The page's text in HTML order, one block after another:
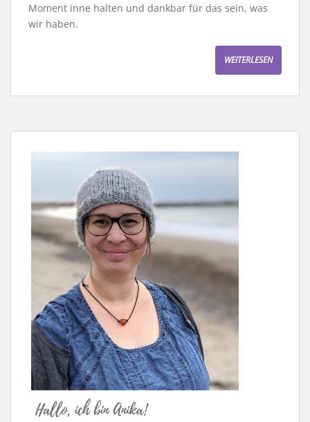
Moment inne halten und dankbar für das sein, was
wir haben.
WEITERLESEN